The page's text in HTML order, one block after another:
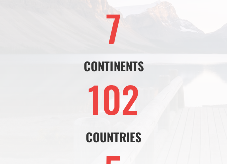
7
CONTINENTS
102
COUNTRIES